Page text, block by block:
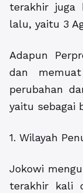
terakhir juga
lalu, yaitu 3
Adapun
dan
perubahan
yaitu sebagai
1. Wilayah
Jokowi
terakhir kali